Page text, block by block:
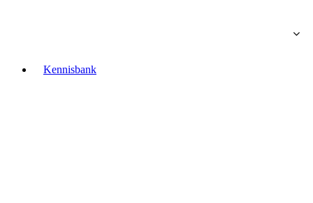
Kennisbank